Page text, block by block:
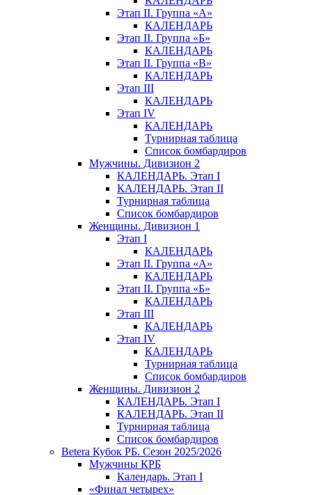
Этап II. Группа «А»
КАЛЕНДАРЬ
Этап II. Группа «Б»
КАЛЕНДАРЬ
Этап II. Группа «В»
КАЛЕНДАРЬ
Этап III
КАЛЕНДАРЬ
Этап IV
КАЛЕНДАРЬ
Турнирная таблица
Список бомбардиров
Мужчины. Дивизион 2
КАЛЕНДАРЬ. Этап I
КАЛЕНДАРЬ. Этап II
Турнирная таблица
Список бомбардиров
Женщины. Дивизион 1
Этап I
КАЛЕНДАРЬ
Этап II. Группа «А»
КАЛЕНДАРЬ
Этап II. Группа «Б»
КАЛЕНДАРЬ
Этап III
КАЛЕНДАРЬ
Этап IV
КАЛЕНДАРЬ
Турнирная таблица
Список бомбардиров
Женщины. Дивизион 2
КАЛЕНДАРЬ. Этап I
КАЛЕНДАРЬ. Этап II
Турнирная таблица
Список бомбардиров
Betera Кубок РБ. Сезон 2025/2026
Мужчины КРБ
Календарь. Этап I
«Финал четырех»